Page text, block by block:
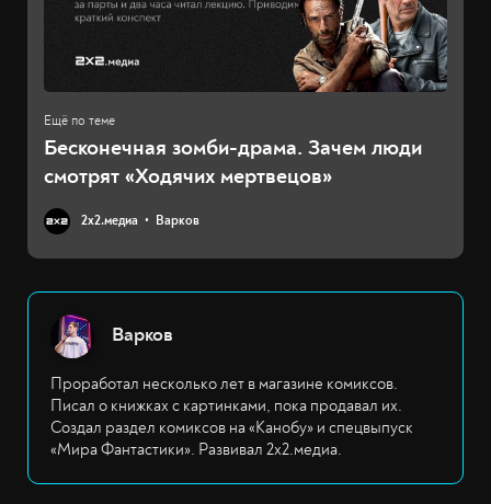
Бесконечная зомби-драма. Зачем люди
смотрят «Ходячих мертвецов»
2х2.медиа Варков
Варков
Проработал несколько лет в магазине комиксов.
Писал о книжках с картинками, пока продавал их.
Создал раздел комиксов на «Канобу» и спецвыпуск
«Мира Фантастики». Развивал 2х2.медиа.